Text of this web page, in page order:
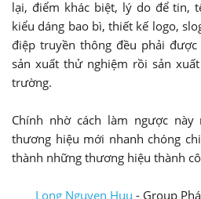
lại, điểm khác biệt, lý do để tin,
kiểu dáng bao bì, thiết kế logo,
điệp truyền thông đều phải
sản xuất thử nghiệm rồi sản
trường.
Chính nhờ cách làm ngược
thương hiệu mới nhanh chóng
thành những thương hiệu thành
Long Nguyen Huu - Group